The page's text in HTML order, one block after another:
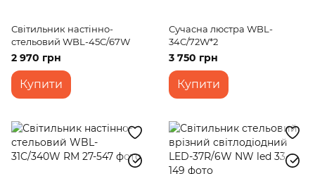
Світильник настінно-
стельовий WBL-45C/67W
2 970 грн
Купити
Сучасна люстра WBL-
34C/72W*2
3 750 грн
Купити